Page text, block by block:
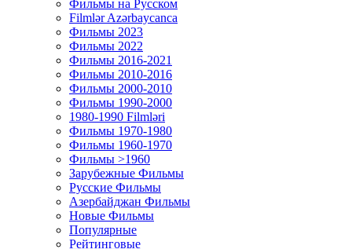
Фильмы на Русском
Filmlər Azərbaycanca
Фильмы 2023
Фильмы 2022
Фильмы 2016-2021
Фильмы 2010-2016
Фильмы 2000-2010
Фильмы 1990-2000
1980-1990 Filmləri
Фильмы 1970-1980
Фильмы 1960-1970
Фильмы >1960
Зарубежные Фильмы
Русские Фильмы
Азербайджан Фильмы
Новые Фильмы
Популярные
Рейтинговые